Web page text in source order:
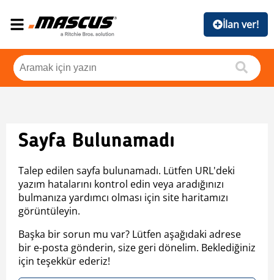
İlan ver!
Sayfa Bulunamadı
Talep edilen sayfa bulunamadı. Lütfen URL'deki
yazım hatalarını kontrol edin veya aradığınızı
bulmanıza yardımcı olması için site haritamızı
görüntüleyin.
Başka bir sorun mu var? Lütfen aşağıdaki adrese
bir e-posta gönderin, size geri dönelim. Beklediğiniz
için teşekkür ederiz!